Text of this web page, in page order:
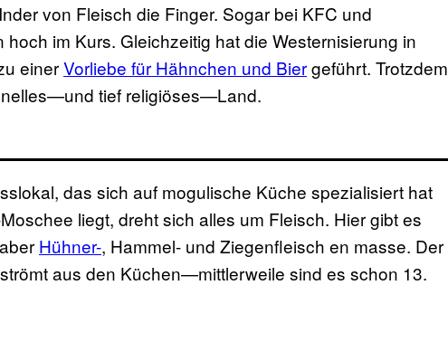
von Fleisch die Finger. Sogar bei KFC und
hoch im Kurs. Gleichzeitig hat die Westernisierung in
einerVorliebe für Hähnchen und Biergeführt. Trotzdem
tief religiöses—Land.
das sich auf mogulische Küche spezialisiert hat
liegt, dreht sich alles um Fleisch. Hier gibt es
Hühner-, Hammel- und Ziegenfleisch en masse. Der
aus den Küchen—mittlerweile sind es schon 13.